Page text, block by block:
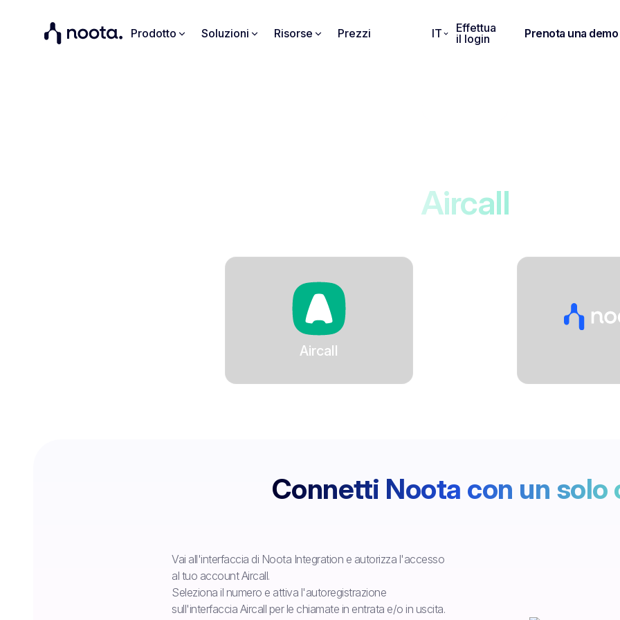
Prodotto Soluzioni Risorse Prezzi IT
Effettua
il login
Prenota una demo
Aircall
Aircall
Connetti Noota con un solo
Vai all'interfaccia di Noota Integration e autorizza l'accesso
al tuo account Aircall.
Seleziona il numero e attiva l'autoregistrazione
sull'interfaccia Aircall per le chiamate in entrata e/o in uscita.